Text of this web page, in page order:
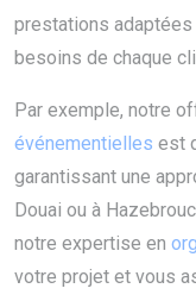
prestations
besoins de chaque
Par exemple, notre
événementielles est
garantissant une
Douai ou à
notre expertise en
votre projet et vous